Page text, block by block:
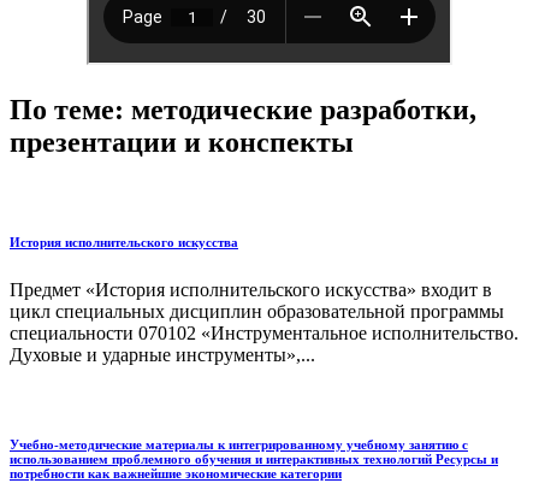
По теме: методические разработки,
презентации и конспекты
История исполнительского искусства
Предмет «История исполнительского искусства» входит в
цикл специальных дисциплин образовательной программы
специальности 070102 «Инструментальное исполнительство.
Духовые и ударные инструменты»,...
Учебно-методические материалы к интегрированному учебному занятию с
использованием проблемного обучения и интерактивных технологий Ресурсы и
потребности как важнейшие экономические категории